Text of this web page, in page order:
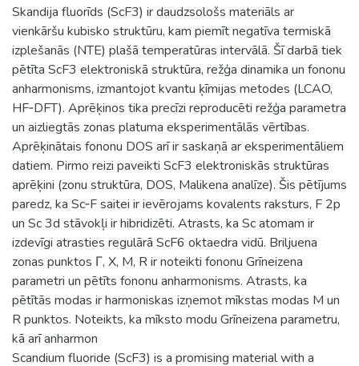
Skandija fluorīds (ScF3) ir daudzsološs materiāls ar
vienkāršu kubisko struktūru, kam piemīt negatīva termiskā
izplešanās (NTE) plašā temperatūras intervālā. Šī darbā tiek
pētīta ScF3 elektroniskā struktūra, režģa dinamika un fononu
anharmonisms, izmantojot kvantu ķīmijas metodes (LCAO,
HF‑DFT). Aprēķinos tika precīzi reproducēti režģa parametra
un aizliegtās zonas platuma eksperimentālās vērtības.
Aprēķinātais fononu DOS arī ir saskaņā ar eksperimentāliem
datiem. Pirmo reizi paveikti ScF3 elektroniskās struktūras
aprēķini (zonu struktūra, DOS, Malikena analīze). Šis pētījums
paredz, ka Sc‑F saitei ir ievērojams kovalents raksturs, F 2p
un Sc 3d stāvokļi ir hibridizēti. Atrasts, ka Sc atomam ir
izdevīgi atrasties regulārā ScF6 oktaedra vidū. Briljuena
zonas punktos Γ, X, M, R ir noteikti fononu Grīneizena
parametri un pētīts fononu anharmonisms. Atrasts, ka
pētītās modas ir harmoniskas izņemot mīkstas modas M un
R punktos. Noteikts, ka mīksto modu Grīneizena parametru,
kā arī anharmon
Scandium fluoride (ScF3) is a promising material with a